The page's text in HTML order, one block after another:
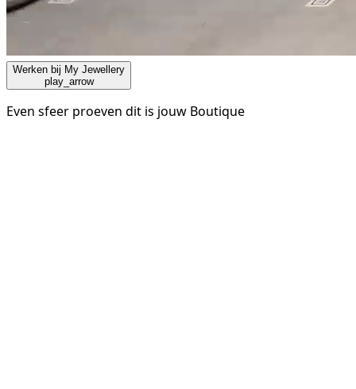
Werken bij My Jewellery
play_arrow
Even sfeer proeven dit is jouw Boutique